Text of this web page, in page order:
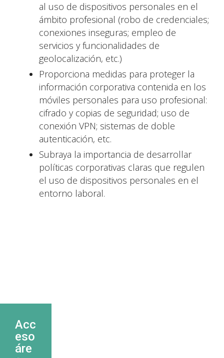
al uso de dispositivos personales en el
ámbito profesional (robo de credenciales;
conexiones inseguras; empleo de
servicios y funcionalidades de
geolocalización, etc.)
Proporciona medidas para proteger la
información corporativa contenida en los
móviles personales para uso profesional:
cifrado y copias de seguridad; uso de
conexión VPN; sistemas de doble
autenticación, etc.
Subraya la importancia de desarrollar
políticas corporativas claras que regulen
el uso de dispositivos personales en el
entorno laboral.
Acc
eso
áre